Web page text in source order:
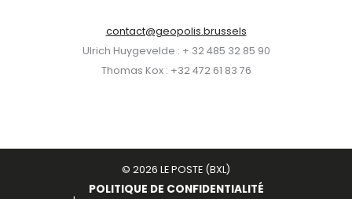
contact@geopolis.brussels
Ulrich Huygevelde : + 32 485 32 85 90
Thomas Kox : +32 472 61 83 76
© 2026 LE POSTE (BXL)
POLITIQUE DE CONFIDENTIALITÉ